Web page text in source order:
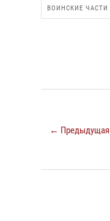
ВОИНСКИЕ ЧАСТИ
← Предыдущая